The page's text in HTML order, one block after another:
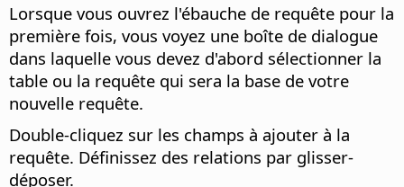
Lorsque vous ouvrez l'ébauche de requête pour la
première fois, vous voyez une boîte de dialogue
dans laquelle vous devez d'abord sélectionner la
table ou la requête qui sera la base de votre
nouvelle requête.
Double-cliquez sur les champs à ajouter à la
requête. Définissez des relations par glisser-
déposer.